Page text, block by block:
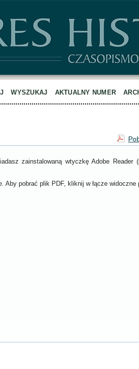
WYSZUKAJ AKTUALNY NUMER
zainstalowaną wtyczkę Adobe Reader
pobrać plik PDF, kliknij w łącze widoczne